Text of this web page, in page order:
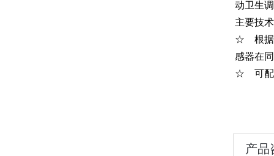
动卫生
主要技
☆ 根据
感器在
☆ 可配
产品